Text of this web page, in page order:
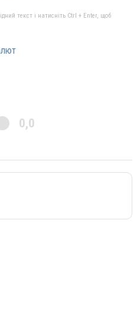
текст і натисніть Ctrl + Enter, щоб
0,0